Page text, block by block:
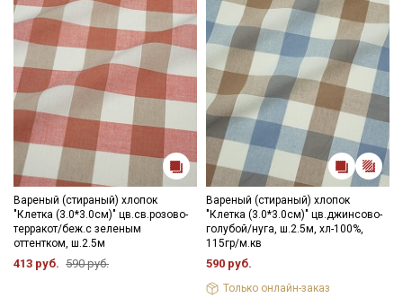
- стирка до 30-40C;
- противопоказано употребление отбеливателей;
- сушить в расправленном, подвешенном состоянии (не
пересушивать).
Цветопередача может отличаться от оригинального цвета
ткани в зависимости от настроек вашего монитора и в
зависимости от партии тон ткани может отличаться.
Вареный (стираный) хлопок
"Клетка (3.0*3.0см)" цв.св.розово-
терракот/беж.с зеленым
оттентком, ш.2.5м
413 руб. 590 руб.
Вареный (стираный) хлопок
"Клетка (3.0*3.0см)" цв.джинсово-
голубой/нуга, ш.2.5м, хл-100%,
115гр/м.кв
590 руб.
Только онлайн-заказ